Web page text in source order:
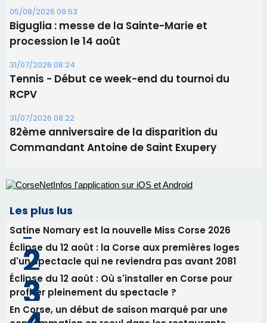
31/07/2026 08:22
82ème anniversaire de la disparition du
Commandant Antoine de Saint Exupery
Les plus lus
Satine Nomary est la nouvelle Miss Corse 2026
Éclipse du 12 août : la Corse aux premières loges
d'un spectacle qui ne reviendra pas avant 2081
profiter pleinement du spectacle ?
consommation en recul dans les restaurants
La gendarmerie alerte les restaurateurs corses
face à une nouvelle escroquerie au faux vendeur de
vin
Newsletter